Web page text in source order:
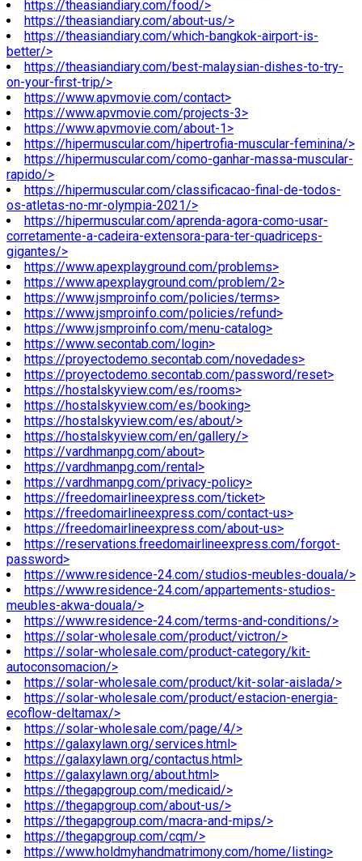
https://theasiandiary.com/food/>
https://theasiandiary.com/about-us/>
https://theasiandiary.com/which-bangkok-airport-is-
better/>
https://theasiandiary.com/best-malaysian-dishes-to-try-
on-your-first-trip/>
https://www.apvmovie.com/contact>
https://www.apvmovie.com/projects-3>
https://www.apvmovie.com/about-1>
https://hipermuscular.com/hipertrofia-muscular-feminina/>
https://hipermuscular.com/como-ganhar-massa-muscular-
rapido/>
https://hipermuscular.com/classificacao-final-de-todos-
os-atletas-no-mr-olympia-2021/>
https://hipermuscular.com/aprenda-agora-como-usar-
corretamente-a-cadeira-extensora-para-ter-quadriceps-
gigantes/>
https://www.apexplayground.com/problems>
https://www.apexplayground.com/problem/2>
https://www.jsmproinfo.com/policies/terms>
https://www.jsmproinfo.com/policies/refund>
https://www.jsmproinfo.com/menu-catalog>
https://www.secontab.com/login>
https://proyectodemo.secontab.com/novedades>
https://proyectodemo.secontab.com/password/reset>
https://hostalskyview.com/es/rooms>
https://hostalskyview.com/es/booking>
https://hostalskyview.com/es/about/>
https://hostalskyview.com/en/gallery/>
https://vardhmanpg.com/about>
https://vardhmanpg.com/rental>
https://vardhmanpg.com/privacy-policy>
https://freedomairlineexpress.com/ticket>
https://freedomairlineexpress.com/contact-us>
https://freedomairlineexpress.com/about-us>
https://reservations.freedomairlineexpress.com/forgot-
password>
https://www.residence-24.com/studios-meubles-douala/>
https://www.residence-24.com/appartements-studios-
meubles-akwa-douala/>
https://www.residence-24.com/terms-and-conditions/>
https://solar-wholesale.com/product/victron/>
https://solar-wholesale.com/product-category/kit-
autoconsomacion/>
https://solar-wholesale.com/product/kit-solar-aislada/>
https://solar-wholesale.com/product/estacion-energia-
ecoflow-deltamax/>
https://solar-wholesale.com/page/4/>
https://galaxylawn.org/services.html>
https://galaxylawn.org/contactus.html>
https://galaxylawn.org/about.html>
https://thegapgroup.com/medicaid/>
https://thegapgroup.com/about-us/>
https://thegapgroup.com/macra-and-mips/>
https://thegapgroup.com/cqm/>
https://www.holdmyhandmatrimony.com/home/listing>